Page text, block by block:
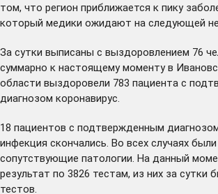
том, что регион приближается к пику
который медики ожидают на следующей
За сутки выписаны с выздоровлением 76
суммарно к настоящему моменту в
области выздоровели 783 пациента с
диагнозом коронавирус.
18 пациентов с подтвержденным
инфекция скончались. Во всех случаях
сопутствующие патологии. На данный
результат по 3826 тестам, из них за сутки
тестов.